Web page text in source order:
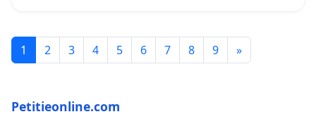
1 2 3 4 5 6 7 8 9 »
Petitieonline.com